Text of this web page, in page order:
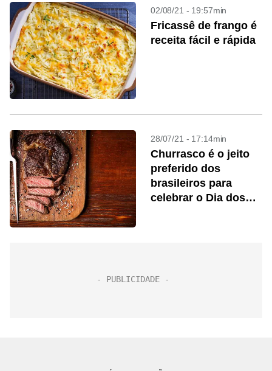
02/08/21 - 19:57min
Fricassê de frango é
receita fácil e rápida
28/07/21 - 17:14min
Churrasco é o jeito
preferido dos
brasileiros para
celebrar o Dia dos